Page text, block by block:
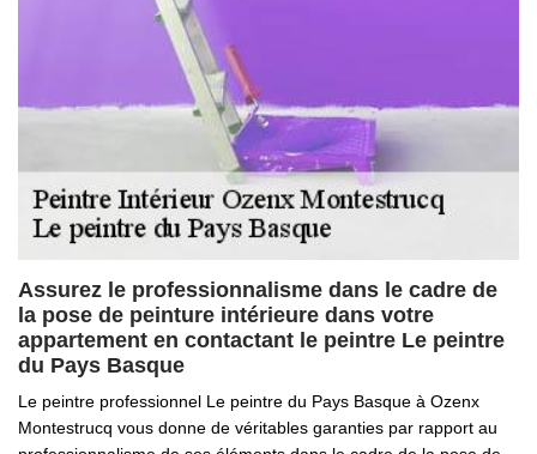
Assurez le professionnalisme dans le cadre de
la pose de peinture intérieure dans votre
appartement en contactant le peintre Le peintre
du Pays Basque
Le peintre professionnel Le peintre du Pays Basque à Ozenx
Montestrucq vous donne de véritables garanties par rapport au